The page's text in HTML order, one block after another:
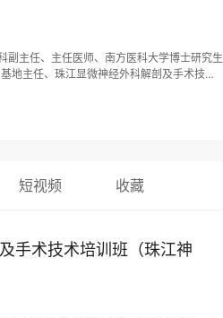
副主任、主任医师、南方医科大学博士研究生
地主任、珠江显微神经外科解剖及手术技术
期，培训全国年轻神经外科医生500余人
瘤专业委员会全国委员、中国抗癌协会神经
省卫生信息网络协会神经外科信息化应用分
家自然科学基金通讯评审专家等。担任《中
研究杂志》、《Glioma》、《Chinese
国家自然科学基金青年基金及面上项目等多
Top期刊论文一篇 IF 29.1、 SCI 2区论文四
短视频 收藏
手术技术培训班（珠江神